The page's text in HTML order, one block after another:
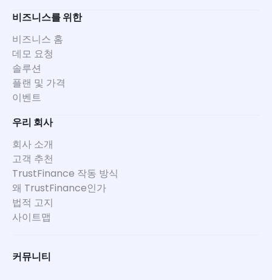
비즈니스를 위한
비즈니스 홈
데모 요청
솔루션
플랜 및 가격
이벤트
우리 회사
회사 소개
고객 추천
TrustFinance 작동 방식
왜 TrustFinance인가
법적 고지
사이트맵
커뮤니티